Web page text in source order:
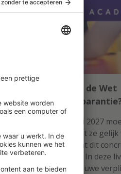
Klaar voor de Wet
Per 1 januari 2027
aantonen dat ze
Wat betekent dit
organisatie? In deze
leer je de nieuwe